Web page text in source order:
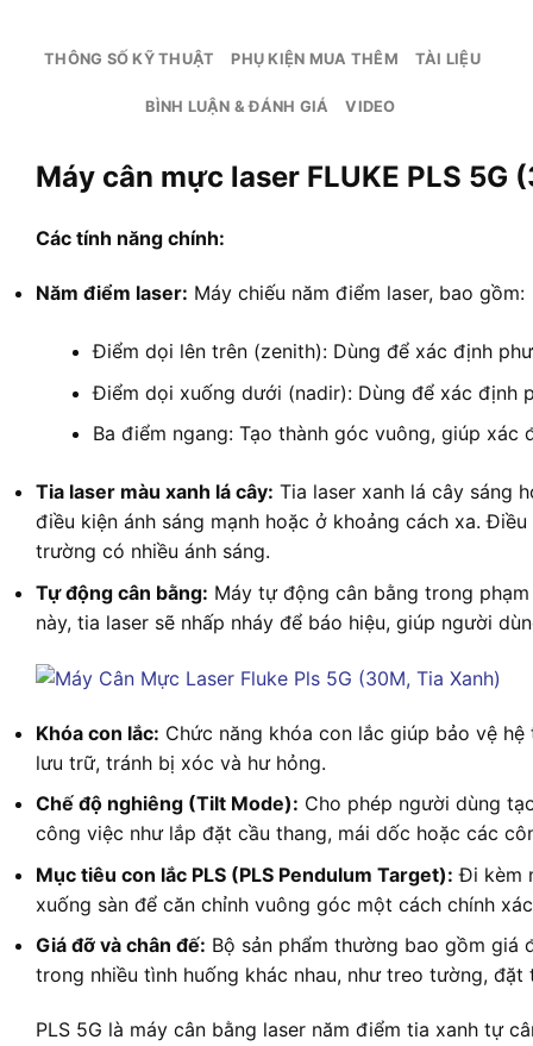
THÔNG SỐ KỸ THUẬT PHỤ KIỆN MUA THÊM TÀI LIỆU
BÌNH LUẬN & ĐÁNH GIÁ VIDEO
Máy cân mực laser FLUKE PLS 5G
Các tính năng chính:
Năm điểm laser: Máy chiếu năm điểm laser, bao gồm:
Điểm dọi lên trên (zenith): Dùng để xác định
Điểm dọi xuống dưới (nadir): Dùng để xác định
Ba điểm ngang: Tạo thành góc vuông, giúp
Tia laser màu xanh lá cây: Tia laser xanh lá cây sáng
điều kiện ánh sáng mạnh hoặc ở khoảng cách xa.
trường có nhiều ánh sáng.
Tự động cân bằng: Máy tự động cân bằng trong
này, tia laser sẽ nhấp nháy để báo hiệu, giúp người
Khóa con lắc: Chức năng khóa con lắc giúp bảo vệ
lưu trữ, tránh bị xóc và hư hỏng.
Chế độ nghiêng (Tilt Mode): Cho phép người dùng
công việc như lắp đặt cầu thang, mái dốc hoặc các
Mục tiêu con lắc PLS (PLS Pendulum Target): Đi kèm
xuống sàn để căn chỉnh vuông góc một cách chính
Giá đỡ và chân đế: Bộ sản phẩm thường bao gồm giá
trong nhiều tình huống khác nhau, như treo tường,
PLS 5G là máy cân bằng laser năm điểm tia xanh tự